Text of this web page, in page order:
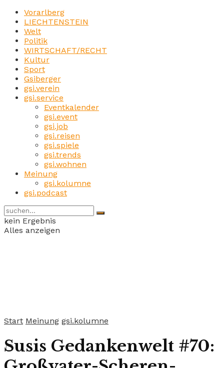
Vorarlberg
LIECHTENSTEIN
Welt
Politik
WIRTSCHAFT/RECHT
Kultur
Sport
Gsiberger
gsi.verein
gsi.service
Eventkalender
gsi.event
gsi.job
gsi.reisen
gsi.spiele
gsi.trends
gsi.wohnen
Meinung
gsi.kolumne
gsi.podcast
kein Ergebnis
Alles anzeigen
Start Meinung gsi.kolumne
Susis Gedankenwelt #70: